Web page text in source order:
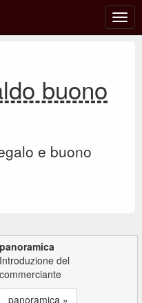
o
buono
e buono
panoramica
Introduzione del
commerciante
panoramica »